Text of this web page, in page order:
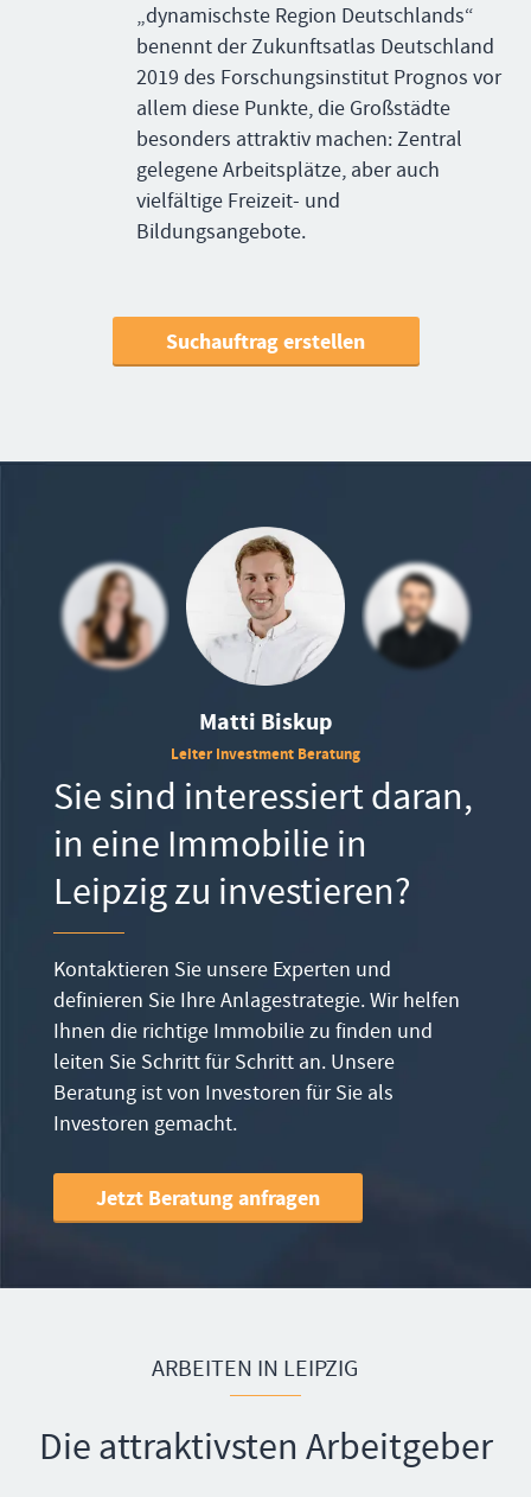
„dynamischste Region Deutschlands“
benennt der Zukunftsatlas Deutschland
2019 des Forschungsinstitut Prognos vor
allem diese Punkte, die Großstädte
besonders attraktiv machen: Zentral
gelegene Arbeitsplätze, aber auch
vielfältige Freizeit- und
Bildungsangebote.
Suchauftrag erstellen
Matti Biskup
Leiter Investment Beratung
Sie sind interessiert daran,
in eine Immobilie in
Leipzig zu investieren?
Kontaktieren Sie unsere Experten und
definieren Sie Ihre Anlagestrategie. Wir helfen
Ihnen die richtige Immobilie zu finden und
leiten Sie Schritt für Schritt an. Unsere
Beratung ist von Investoren für Sie als
Investoren gemacht.
Jetzt Beratung anfragen
ARBEITEN IN LEIPZIG
Die attraktivsten Arbeitgeber